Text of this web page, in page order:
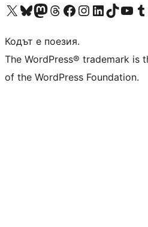
Visit our X (formerly Twitter) account
Visit our Bluesky account
Visit our Mastodon account
Visit our Threads account
Посетете нашата страница във Facebook
Посетете нашия профил в Instagram
Посетете нашия профил в LinkedIn
Visit our TikTok
Visit our
Кодът е поезия.
The WordPress® trademark is
of the WordPress Foundation.